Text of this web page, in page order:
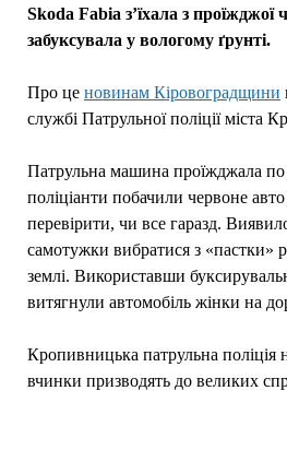
Skoda Fabia з’їхала з проїжджої
забуксувала у вологому ґрунті.
Про це новинам Кіровоградщини
службі Патрульної поліції міста
Патрульна машина проїжджала по
поліціанти побачили червоне
перевірити, чи все гаразд.
самотужки вибратися з «пастки»
землі. Використавши
витягнули автомобіль жінки на
Кропивницька патрульна поліція
вчинки призводять до великих